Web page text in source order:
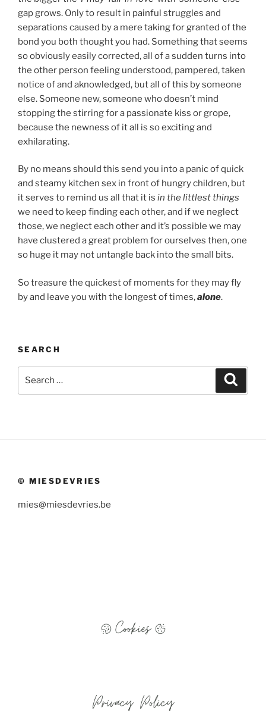
gap grows. Only to result in painful struggles and
separations caused by a mere taking for granted of the
bond you both thought you had. Something that seems
so obviously easily corrected, all of a sudden turns into
the other person feeling understood, pampered, taken
notice of and aknowledged, but all of this by someone
else. Someone new, someone who doesn’t mind
stopping the stirring for a passionate kiss or grope,
because the newness of it all is so exciting and
exhilarating.
By no means should this send you into a panic of quick
and steamy kitchen sex in front of hungry children, but
it serves to remind us all that it is in the littlest things
we need to keep finding each other, and if we neglect
those, we neglect each other and it’s possible we may
have clustered a great problem for ourselves then, one
so huge it may not untangle back into the small bits.
So treasure the quickest of moments for they may fly
by and leave you with the longest of times,alone.
SEARCH
© MIESDEVRIES
mies@miesdevries.be